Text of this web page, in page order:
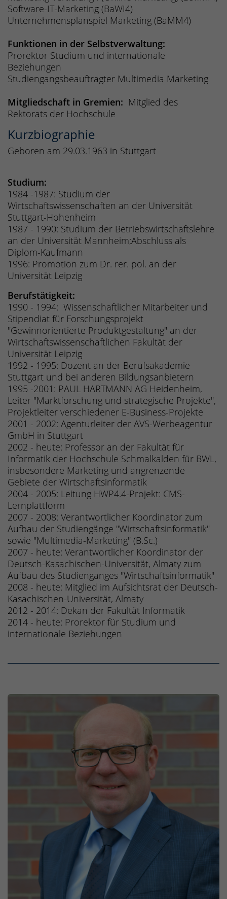
Software-IT-Marketing (BaWI4)
Unternehmensplanspiel Marketing (BaMM4)
Funktionen in der Selbstverwaltung:
Prorektor Studium und internationale
Beziehungen
Studiengangsbeauftragter Multimedia Marketing
Mitgliedschaft in Gremien: Mitglied des
Rektorats der Hochschule
Kurzbiographie
Geboren am 29.03.1963 in Stuttgart
Studium:
1984 -1987: Studium der
Wirtschaftswissenschaften an der Universität
Stuttgart-Hohenheim
1987 - 1990: Studium der Betriebswirtschaftslehre
an der Universität Mannheim;Abschluss als
Diplom-Kaufmann
1996: Promotion zum Dr. rer. pol. an der
Universität Leipzig
Berufstätigkeit:
1990 - 1994: Wissenschaftlicher Mitarbeiter und
Stipendiat für Forschungsprojekt
"Gewinnorientierte Produktgestaltung" an der
Wirtschaftswissenschaftlichen Fakultät der
Universität Leipzig
1992 - 1995: Dozent an der Berufsakademie
Stuttgart und bei anderen Bildungsanbietern
1995 -2001: PAUL HARTMANN AG Heidenheim,
Leiter "Marktforschung und strategische Projekte",
Projektleiter verschiedener E-Business-Projekte
2001 - 2002: Agenturleiter der AVS-Werbeagentur
GmbH in Stuttgart
2002 - heute: Professor an der Fakultät für
Informatik der Hochschule Schmalkalden für BWL,
insbesondere Marketing und angrenzende
Gebiete der Wirtschaftsinformatik
2004 - 2005: Leitung HWP4.4-Projekt: CMS-
Lernplattform
2007 - 2008: Verantwortlicher Koordinator zum
Aufbau der Studiengänge "Wirtschaftsinformatik"
sowie "Multimedia-Marketing" (B.Sc.)
2007 - heute: Verantwortlicher Koordinator der
Deutsch-Kasachischen-Universität, Almaty zum
Aufbau des Studienganges "Wirtschaftsinformatik"
2008 - heute: Mitglied im Aufsichtsrat der Deutsch-
Kasachischen-Universität, Almaty
2012 - 2014: Dekan der Fakultät Informatik
2014 - heute: Prorektor für Studium und
internationale Beziehungen